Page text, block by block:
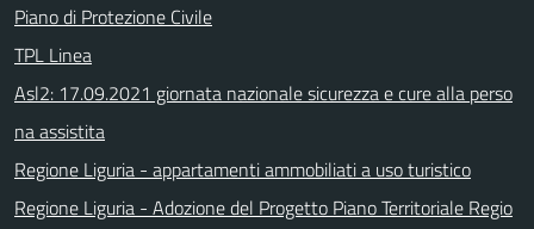
Piano di Protezione Civile
TPL Linea
Asl2: 17.09.2021 giornata nazionale sicurezza e cure alla perso
na assistita
Regione Liguria - appartamenti ammobiliati a uso turistico
Regione Liguria - Adozione del Progetto Piano Territoriale Regio